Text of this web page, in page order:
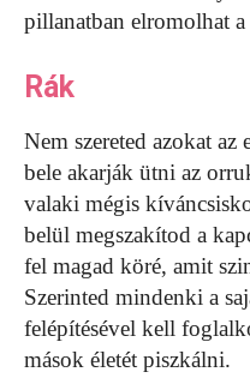
pillanatban elromolhat
Rák
Nem szereted azokat
bele akarják ütni az
valaki mégis
belül megszakítod a
fel magad köré, amit
Szerinted mindenki a
felépítésével kell
mások életét piszkálni.